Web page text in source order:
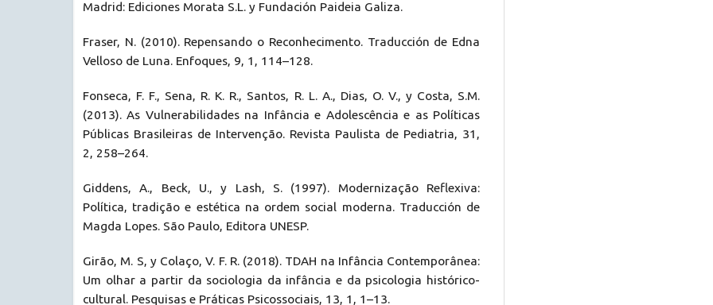
Madrid: Ediciones Morata S.L. y Fundación Paideia Galiza.
Fraser, N. (2010). Repensando o Reconhecimento. Traducción de Edna
Velloso de Luna. Enfoques, 9, 1, 114–128.
Fonseca, F. F., Sena, R. K. R., Santos, R. L. A., Dias, O. V., y Costa, S.M.
(2013). As Vulnerabilidades na Infância e Adolescência e as Políticas
Públicas Brasileiras de Intervenção. Revista Paulista de Pediatria, 31,
2, 258–264.
Giddens, A., Beck, U., y Lash, S. (1997). Modernização Reflexiva:
Política, tradição e estética na ordem social moderna. Traducción de
Magda Lopes. São Paulo, Editora UNESP.
Girão, M. S, y Colaço, V. F. R. (2018). TDAH na Infância Contemporânea:
Um olhar a partir da sociologia da infância e da psicologia histórico-
cultural. Pesquisas e Práticas Psicossociais, 13, 1, 1–13.